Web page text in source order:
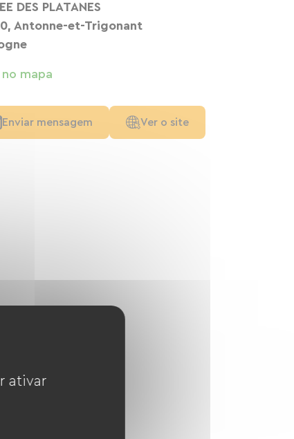
DES PLATANES
Antonne-et-Trigonant
mapa
Enviar mensagem Ver o site
ativar